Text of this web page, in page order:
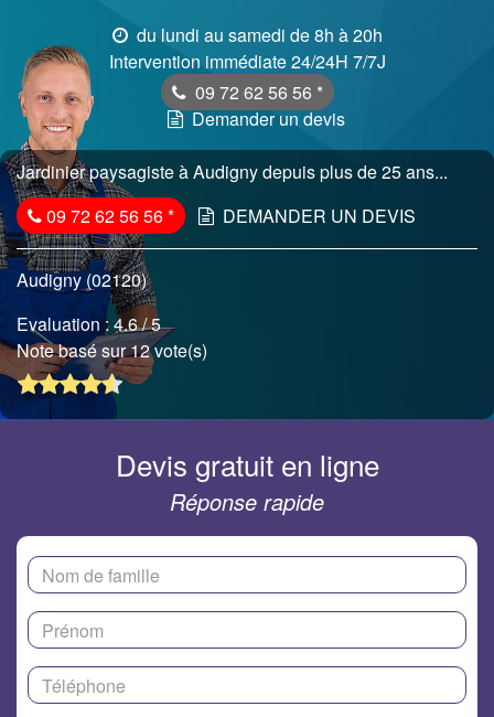
du lundi au samedi de 8h à 20h
Intervention immédiate 24/24H 7/7J
09 72 62 56 56 *
Demander un devis
Jardinier paysagiste à Audigny depuis plus de 25 ans...
09 72 62 56 56* DEMANDER UN DEVIS
Audigny (02120)
Evaluation :4.6/ 5
Note basé sur 12 vote(s)
Devis gratuit en ligne
Réponse rapide